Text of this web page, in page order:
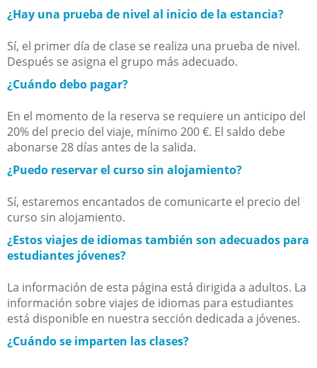
¿Hay una prueba de nivel al inicio de la estancia?
Sí, el primer día de clase se realiza una prueba de nivel.
Después se asigna el grupo más adecuado.
¿Cuándo debo pagar?
En el momento de la reserva se requiere un anticipo del
20% del precio del viaje, mínimo 200 €. El saldo debe
abonarse 28 días antes de la salida.
¿Puedo reservar el curso sin alojamiento?
Sí, estaremos encantados de comunicarte el precio del
curso sin alojamiento.
¿Estos viajes de idiomas también son adecuados para
estudiantes jóvenes?
La información de esta página está dirigida a adultos. La
información sobre viajes de idiomas para estudiantes
está disponible en nuestra sección dedicada a jóvenes.
¿Cuándo se imparten las clases?